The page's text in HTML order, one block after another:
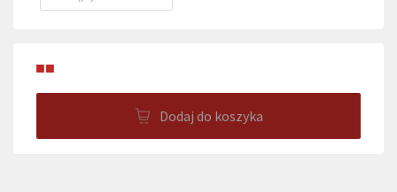
■■
Dodaj do koszyka